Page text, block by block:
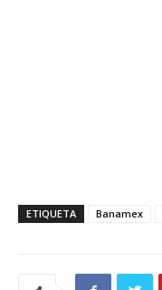
ETIQUETA Banamex